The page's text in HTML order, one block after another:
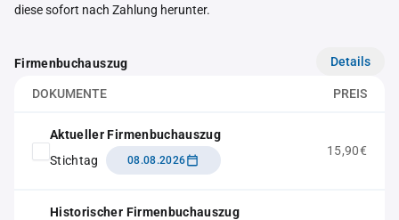
diese sofort nach Zahlung herunter.
Firmenbuchauszug Details
DOKUMENTE PREIS
Aktueller Firmenbuchauszug
Stichtag
08.08.2026
15,90€
Historischer Firmenbuchauszug